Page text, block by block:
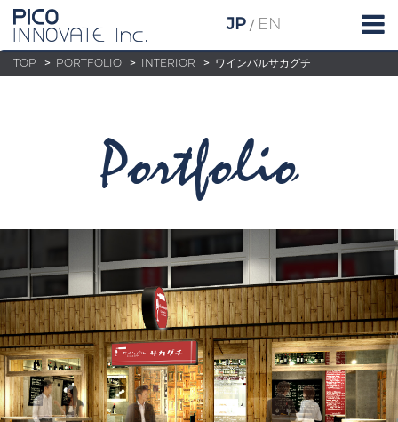
JP / EN
TOP > PORTFOLIO > INTERIOR > ワインバルサカグチ
portfolio